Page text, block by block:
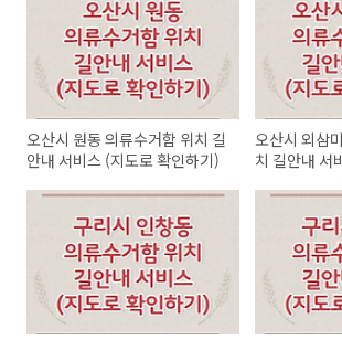
오산시 원동 의류수거함 위치 길
안내 서비스 (지도로 확인하기)
오산시 외삼
치 길안내 서